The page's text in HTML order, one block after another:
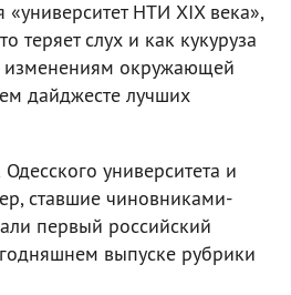
«университет НТИ XIX века»,
теряет слух и как кукуруза
изменениям окружающей
дайджесте лучших
университета и
ставшие чиновниками-
первый российский
выпуске рубрики